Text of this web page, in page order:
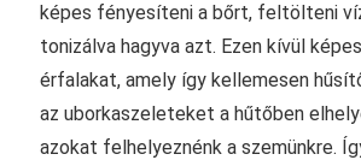
képes fényesíteni a bőrt, feltölteni
tonizálva hagyva azt. Ezen kívül
érfalakat, amely így kellemesen
az uborkaszeleteket a hűtőben
azokat felhelyeznénk a szemünkre.